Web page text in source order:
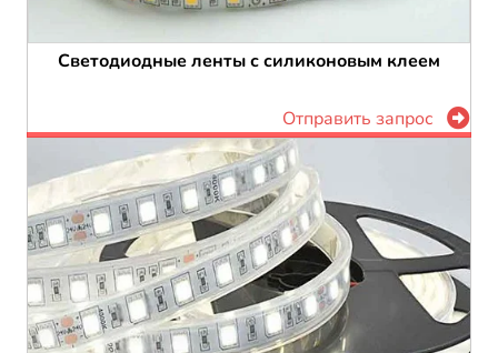
Светодиодные ленты с силиконовым клеем
Отправить запрос